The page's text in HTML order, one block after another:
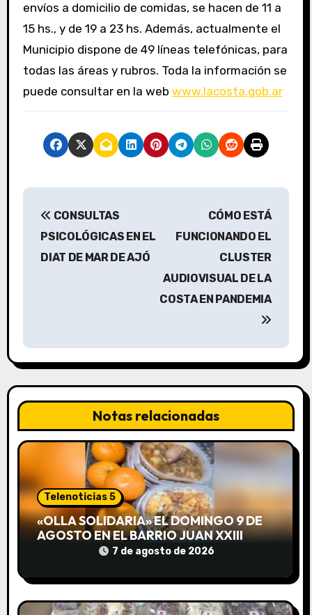
envíos a domicilio de comidas, se hacen de 11 a
15 hs., y de 19 a 23 hs. Además, actualmente el
Municipio dispone de 49 líneas telefónicas, para
todas las áreas y rubros. Toda la información se
puede consultar en la web www.lacosta.gob.ar
N
a
c
i
ó
n
d
e
e
n
t
CONSULTAS
PSICOLÓGICAS EN EL
DIAT DE MAR DE AJÓ
CÓMO ESTÁ
FUNCIONANDO EL
CLUSTER
AUDIOVISUAL DE LA
COSTA EN PANDEMIA
Notas relacionadas
Telenoticias 5
«OLLA SOLIDARIA» EL DOMINGO 9 DE
AGOSTO EN EL BARRIO JUAN XXIII
DESDE LAS 13 HS7 de agosto de 2026